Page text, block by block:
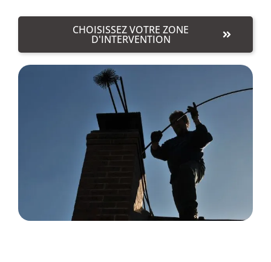
CHOISISSEZ VOTRE ZONE
D'INTERVENTION